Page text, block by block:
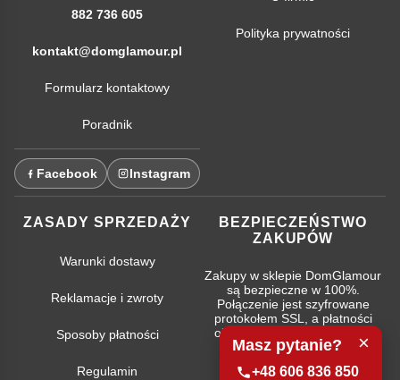
882 736 605
kontakt@domglamour.pl
Formularz kontaktowy
Poradnik
Facebook Instagram
Polityka prywatności
ZASADY SPRZEDAŻY
Warunki dostawy
Reklamacje i zwroty
Sposoby płatności
Regulamin
BEZPIECZEŃSTWO
ZAKUPÓW
Zakupy w sklepie DomGlamour
są bezpieczne w 100%.
Połączenie jest szyfrowane
protokołem SSL, a płatności
obsługują najpopularniejsze
systemy bankowe.
×
Masz pytanie?
+48 606 836 850